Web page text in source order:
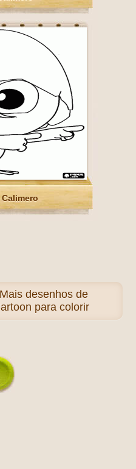
Mais desenhos de
para colorir